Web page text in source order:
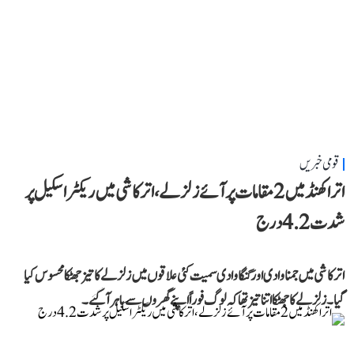
قومی خبریں
اتراکھنڈ میں 2 مقامات پر آئے زلزلے، اترکاشی میں ریکٹر اسکیل پر
شدت 4.2 درج
اترکاشی میں جمنا وادی اور گنگا وادی سمیت کئی علاقوں میں زلزلے کا تیز جھٹکا محسوس کیا
گیا۔ زلزلے کا جھٹکا اتنا تیز تھا کہ لوگ فوراً اپنے گھروں سے باہر آ گئے۔